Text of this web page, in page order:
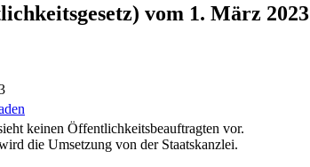
vom 1. März 2023
keinen Öffentlichkeitsbeauftragten vor.
die Umsetzung von der Staatskanzlei.